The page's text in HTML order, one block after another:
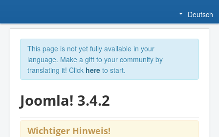
Deutsch
This page is not yet fully available in your
language. Make a gift to your community by
translating it! Click here to start.
Joomla! 3.4.2
Wichtiger Hinweis!